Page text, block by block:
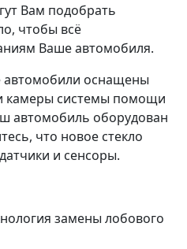
Вам подобрать
чтобы всё
Ваше автомобиля.
оснащены
камеры системы помощи
автомобиль оборудован
что новое стекло
и сенсоры.
замены лобового